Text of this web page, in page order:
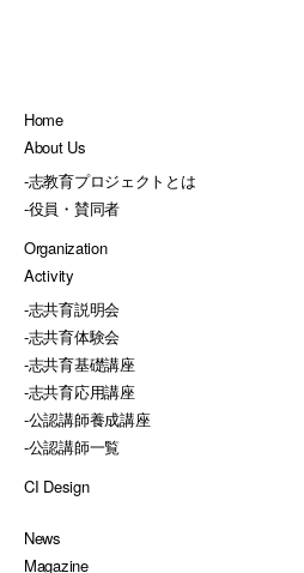
Home
About Us
-志教育プロジェクトとは
-役員・賛同者
Organization
Activity
-志共育説明会
-志共育体験会
-志共育基礎講座
-志共育応用講座
-公認講師養成講座
-公認講師一覧
CI Design
News
Magazine